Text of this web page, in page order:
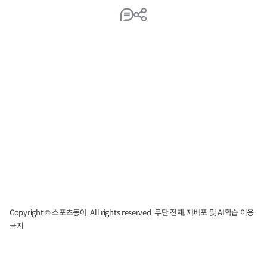
Copyright © 스포츠동아. All rights reserved. 무단 전재, 재배포 및 AI학습 이용
금지